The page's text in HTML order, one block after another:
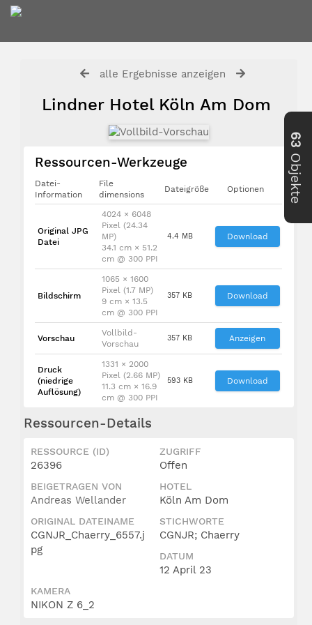
alle Ergebnisse anzeigen
Lindner Hotel Köln Am Dom
Ressourcen-Werkzeuge
Datei-
Information
File
dimensions
Dateigröße Optionen
Original JPG
Datei
4024 × 6048
Pixel (24.34
MP)
34.1 cm × 51.2
cm @ 300 PPI
4.4 MB Download
Bildschirm
1065 × 1600
Pixel (1.7 MP)
9 cm × 13.5
cm @ 300 PPI
357 KB Download
Vorschau
Vollbild-
Vorschau
357 KB Anzeigen
Druck
(niedrige
Auflösung)
1331 × 2000
Pixel (2.66 MP)
11.3 cm × 16.9
cm @ 300 PPI
593 KB Download
Ressourcen-Details
RESSOURCE (ID)
26396
ZUGRIFF
Offen
BEIGETRAGEN VON
Andreas Wellander
HOTEL
Köln Am Dom
ORIGINAL DATEINAME
CGNJR_Chaerry_6557.j
pg
STICHWORTE
CGNJR; Chaerry
DATUM
12 April 23
KAMERA
NIKON Z 6_2
63
Objekte